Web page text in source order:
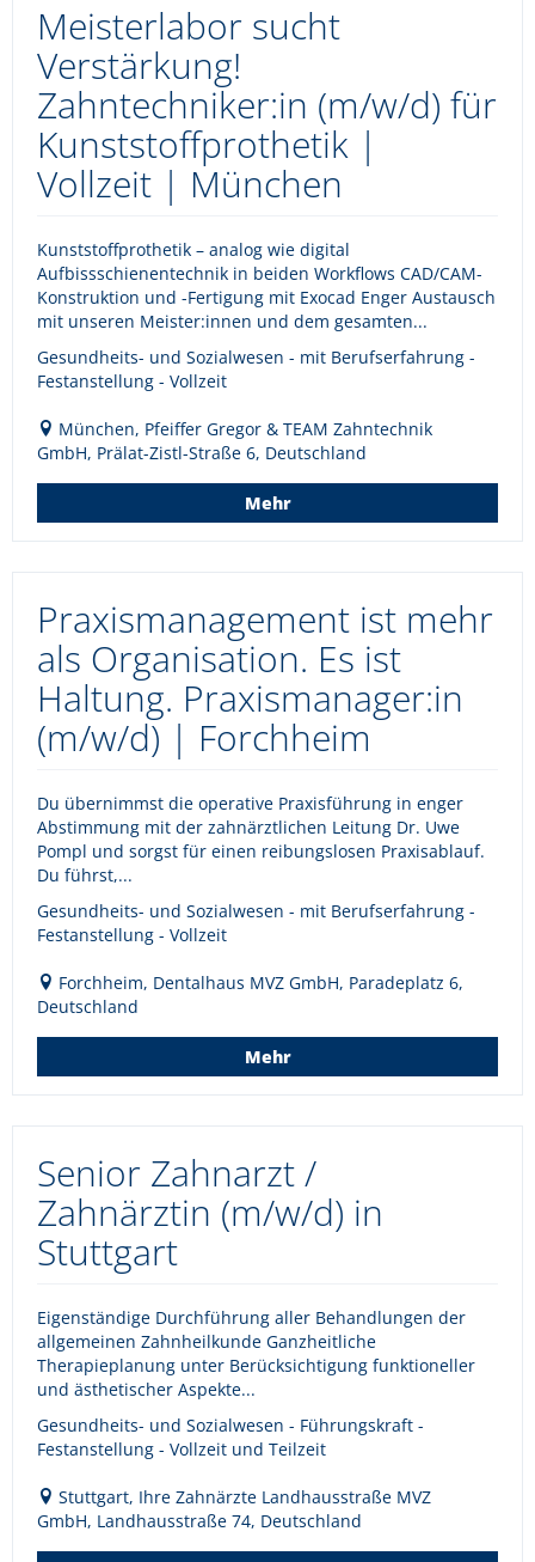
Meisterlabor sucht
Verstärkung!
Zahntechniker:in (m/w/d) für
Kunststoffprothetik |
Vollzeit | München
Kunststoffprothetik – analog wie digital
Aufbissschienentechnik in beiden Workflows CAD/CAM-
Konstruktion und -Fertigung mit Exocad Enger Austausch
mit unseren Meister:innen und dem gesamten...
Gesundheits- und Sozialwesen - mit Berufserfahrung -
Festanstellung - Vollzeit
München, Pfeiffer Gregor & TEAM Zahntechnik
GmbH, Prälat-Zistl-Straße 6, Deutschland
Mehr
Praxismanagement ist mehr
als Organisation. Es ist
Haltung. Praxismanager:in
(m/w/d) | Forchheim
Du übernimmst die operative Praxisführung in enger
Abstimmung mit der zahnärztlichen Leitung Dr. Uwe
Pompl und sorgst für einen reibungslosen Praxisablauf.
Du führst,...
Gesundheits- und Sozialwesen - mit Berufserfahrung -
Festanstellung - Vollzeit
Forchheim, Dentalhaus MVZ GmbH, Paradeplatz 6,
Deutschland
Mehr
Senior Zahnarzt /
Zahnärztin (m/w/d) in
Stuttgart
Eigenständige Durchführung aller Behandlungen der
allgemeinen Zahnheilkunde Ganzheitliche
Therapieplanung unter Berücksichtigung funktioneller
und ästhetischer Aspekte...
Gesundheits- und Sozialwesen - Führungskraft -
Festanstellung - Vollzeit und Teilzeit
Stuttgart, Ihre Zahnärzte Landhausstraße MVZ
GmbH, Landhausstraße 74, Deutschland